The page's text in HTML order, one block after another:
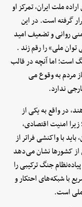
ملت ایران، تمرکز او
گرفته است. در این
روانی و تضعیف امید
ملی» را رقم زند .
است؛ اما آنچه در قالب
مردم به وقوع می
ندارد.
در واقع به یکی از
امنیت اقتصادی،
با واکنشی فراتر از
کشورها نشان می‌دهد
جنگ ترکیبی را
با شبکه‌های احتکار و
ملی است.